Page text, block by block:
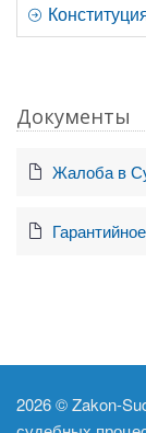
Документы
Жалоба в
2026 ©Zakon-